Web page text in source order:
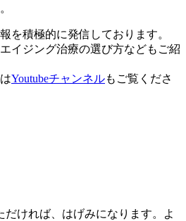
を積極的に発信しております。
イジング治療の選び方などもご紹
Youtubeチャンネルもご覧くださ
だければ、はげみになります。よ